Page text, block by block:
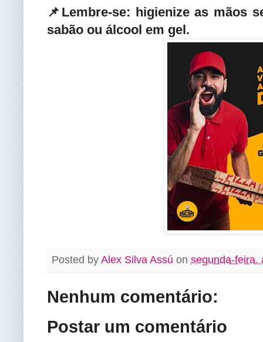
📌Lembre-se: higienize as mãos
sabão ou álcool em gel.
Posted by Alex Silva Assú on segunda-feira,
Nenhum comentário:
Postar um comentário